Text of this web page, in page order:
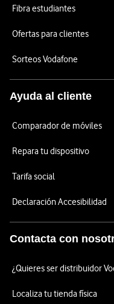
Fibra estudiantes
Ofertas para clientes
Sorteos Vodafone
Ayuda al cliente
Comparador de móviles
Repara tu dispositivo
Tarifa social
Declaración Accesibilidad
Contacta con
¿Quieres ser distribuidor
Localiza tu tienda física